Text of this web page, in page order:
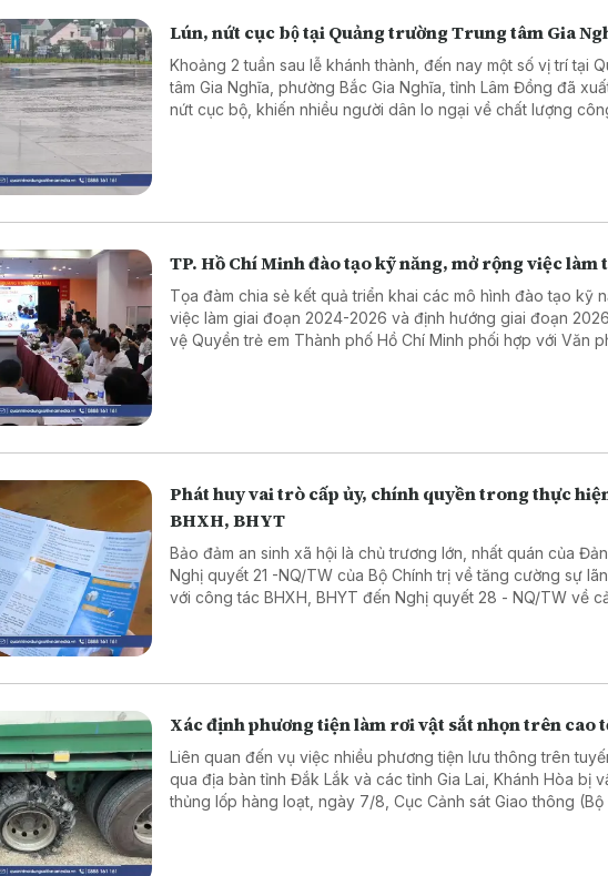
Lún, nứt cục bộ tại Quảng trường Trung tâm Gia
Khoảng 2 tuần sau lễ khánh thành, đến nay một số vị trí tại
tâm Gia Nghĩa, phường Bắc Gia Nghĩa, tỉnh Lâm Đồng đã
nứt cục bộ, khiến nhiều người dân lo ngại về chất lượng
TP. Hồ Chí Minh đào tạo kỹ năng, mở rộng việc làm
Tọa đàm chia sẻ kết quả triển khai các mô hình đào tạo kỹ
việc làm giai đoạn 2024-2026 và định hướng giai đoạn
vệ Quyền trẻ em Thành phố Hồ Chí Minh phối hợp với Văn
Phát huy vai trò cấp ủy, chính quyền trong thực
BHXH, BHYT
Bảo đảm an sinh xã hội là chủ trương lớn, nhất quán của
Nghị quyết 21 -NQ/TW của Bộ Chính trị về tăng cường sự
với công tác BHXH, BHYT đến Nghị quyết 28 - NQ/TW về
Xác định phương tiện làm rơi vật sắt nhọn trên cao
Liên quan đến vụ việc nhiều phương tiện lưu thông trên
qua địa bàn tỉnh Đắk Lắk và các tỉnh Gia Lai, Khánh Hòa bị
thủng lốp hàng loạt, ngày 7/8, Cục Cảnh sát Giao thông